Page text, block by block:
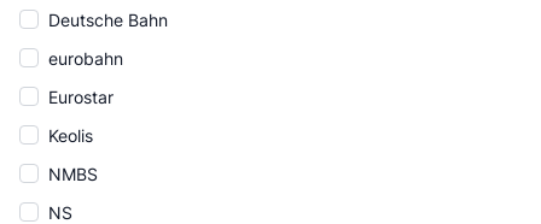
Deutsche Bahn
eurobahn
Eurostar
Keolis
NMBS
NS